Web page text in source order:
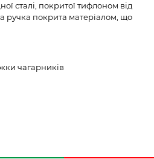
сталі, покритої тифлоном від
ручка покрита матеріалом, що
чагарників